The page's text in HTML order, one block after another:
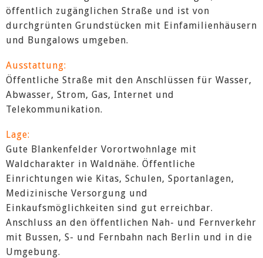
öffentlich zugänglichen Straße und ist von
durchgrünten Grundstücken mit Einfamilienhäusern
und Bungalows umgeben.
Ausstattung:
Öffentliche Straße mit den Anschlüssen für Wasser,
Abwasser, Strom, Gas, Internet und
Telekommunikation.
Lage:
Gute Blankenfelder Vorortwohnlage mit
Waldcharakter in Waldnähe. Öffentliche
Einrichtungen wie Kitas, Schulen, Sportanlagen,
Medizinische Versorgung und
Einkaufsmöglichkeiten sind gut erreichbar.
Anschluss an den öffentlichen Nah- und Fernverkehr
mit Bussen, S- und Fernbahn nach Berlin und in die
Umgebung.